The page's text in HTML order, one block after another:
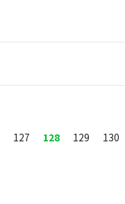
127 128 129 130